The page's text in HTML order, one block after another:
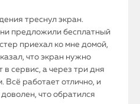
треснул экран.
предложили бесплатный
приехал ко мне домой,
что экран нужно
сервис, а через три дня
Всё работает отлично, и
что обратился